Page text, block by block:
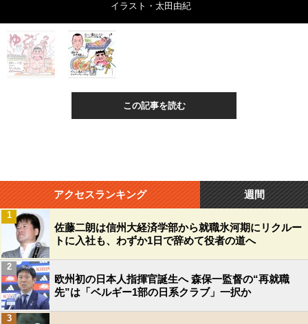
イラスト・太田由紀
この記事を読む
アクセスランキング 週間
佐藤二朗は信州大経済学部から就職氷河期にリクルー
トに入社も、わずか1日で辞めて役者の道へ
1
欧州初の日本人指揮官誕生へ 森保一監督の“再就職
先”は「ベルギー1部の日系クラブ」一択か
2
3